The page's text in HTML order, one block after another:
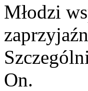
Młodzi
On.